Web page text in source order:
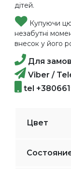
дітей.
Купуючи цю
незабутні
внесок у його
Для
Viber /
tel
Цвет